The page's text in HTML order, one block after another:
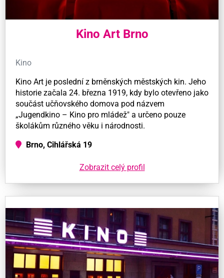
Kino Art Brno
Kino
Kino Art je poslední z brněnských městských kin. Jeho
historie začala 24. března 1919, kdy bylo otevřeno jako
součást učňovského domova pod názvem
„Jugendkino – Kino pro mládež" a určeno pouze
školákům různého věku i národnosti.
Brno, Cihlářská 19
Zobrazit celý profil